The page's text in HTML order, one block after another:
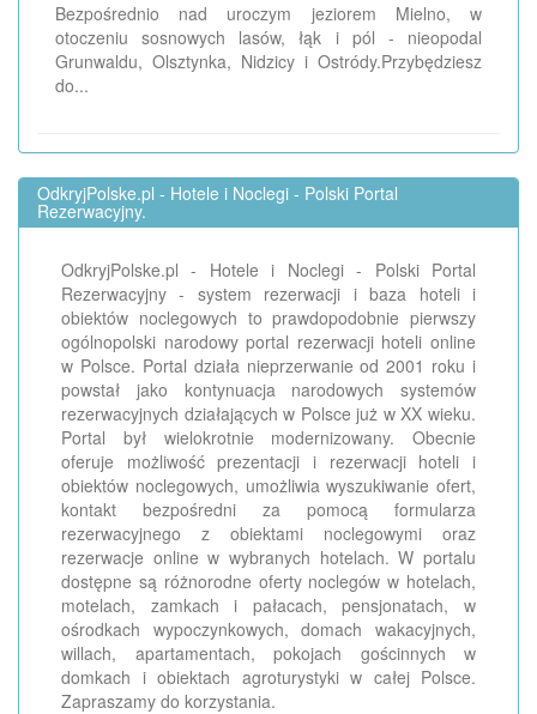
Bezpośrednio nad uroczym jeziorem Mielno, w
otoczeniu sosnowych lasów, łąk i pól - nieopodal
Grunwaldu, Olsztynka, Nidzicy i Ostródy.Przybędziesz
do...
OdkryjPolske.pl - Hotele i Noclegi - Polski Portal
Rezerwacyjny.
OdkryjPolske.pl - Hotele i Noclegi - Polski Portal
Rezerwacyjny - system rezerwacji i baza hoteli i
obiektów noclegowych to prawdopodobnie pierwszy
ogólnopolski narodowy portal rezerwacji hoteli online
w Polsce. Portal działa nieprzerwanie od 2001 roku i
powstał jako kontynuacja narodowych systemów
rezerwacyjnych działających w Polsce już w XX wieku.
Portal był wielokrotnie modernizowany. Obecnie
oferuje możliwość prezentacji i rezerwacji hoteli i
obiektów noclegowych, umożliwia wyszukiwanie ofert,
kontakt bezpośredni za pomocą formularza
rezerwacyjnego z obiektami noclegowymi oraz
rezerwacje online w wybranych hotelach. W portalu
dostępne są różnorodne oferty noclegów w hotelach,
motelach, zamkach i pałacach, pensjonatach, w
ośrodkach wypoczynkowych, domach wakacyjnych,
willach, apartamentach, pokojach gościnnych w
domkach i obiektach agroturystyki w całej Polsce.
Zapraszamy do korzystania.